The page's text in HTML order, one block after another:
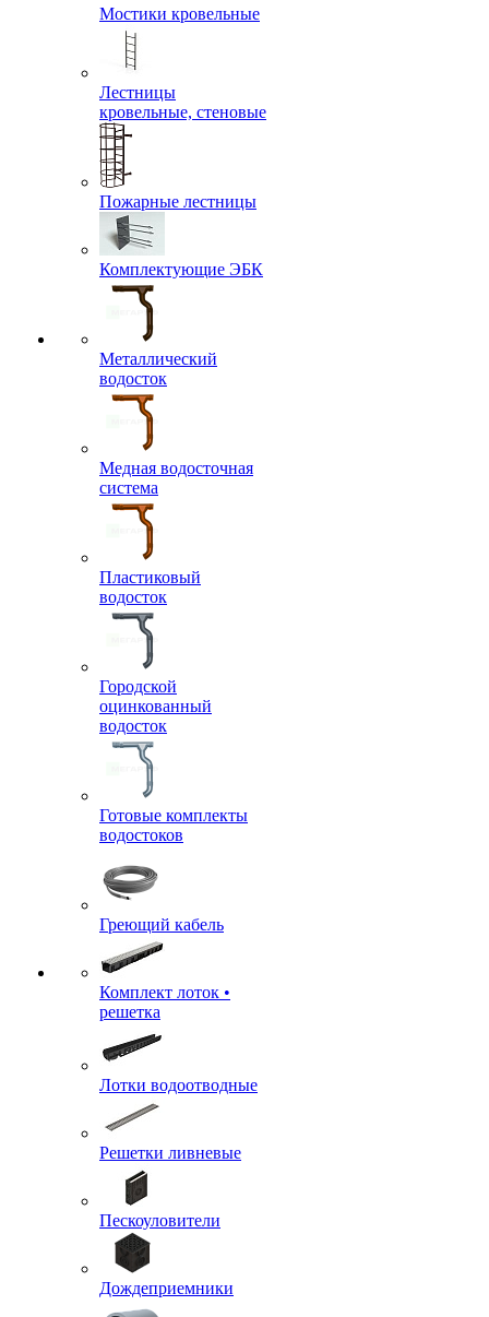
Мостики кровельные
Лестницы
кровельные, стеновые
Пожарные лестницы
Комплектующие ЭБК
Металлический
водосток
Медная водосточная
система
Пластиковый
водосток
Городской
оцинкованный
водосток
Готовые комплекты
водостоков
Греющий кабель
Комплект лоток •
решетка
Лотки водоотводные
Решетки ливневые
Пескоуловители
Дождеприемники